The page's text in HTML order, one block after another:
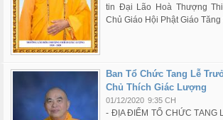
tin Đại Lão Hoà Thượng
Chủ Giáo Hội Phật Giáo
Ban Tổ Chức Tang Lễ
Chủ Thích Giác Lượng
01/12/2020 9:35 CH
- ĐỊA ĐIỂM TỔ CHỨC TANG